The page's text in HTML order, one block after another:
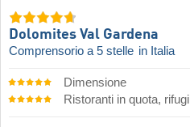
Dolomites Val Gardena
Comprensorio a 5 stelle in Italia
Dimensione
Ristoranti in quota, rifugi